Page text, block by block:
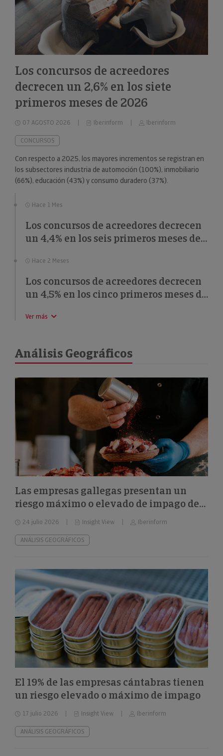
Los concursos de acreedores
decrecen un 2,6% en los siete
primeros meses de 2026
07 AGOSTO 2026 Iberinform Iberinform
CONCURSOS
Con respecto a 2025, los mayores incrementos se registran en
los subsectores industria de automoción (100%), inmobiliario
(66%), educación (43%) y consumo duradero (37%).
Hace 1 Mes
Los concursos de acreedores decrecen
un 4,4% en los seis primeros meses de
Hace 2 Meses
Los concursos de acreedores decrecen
un 4,5% en los cinco primeros meses de
Ver más
Análisis Geográficos
Las empresas gallegas presentan un
riesgo máximo o elevado de impago del
24%
24 julio 2026 Insight View Iberinform
ANÁLISIS GEOGRÁFICOS
El 19% de las empresas cántabras tienen
un riesgo elevado o máximo de impago
17 julio 2026 Insight View Iberinform
ANÁLISIS GEOGRÁFICOS